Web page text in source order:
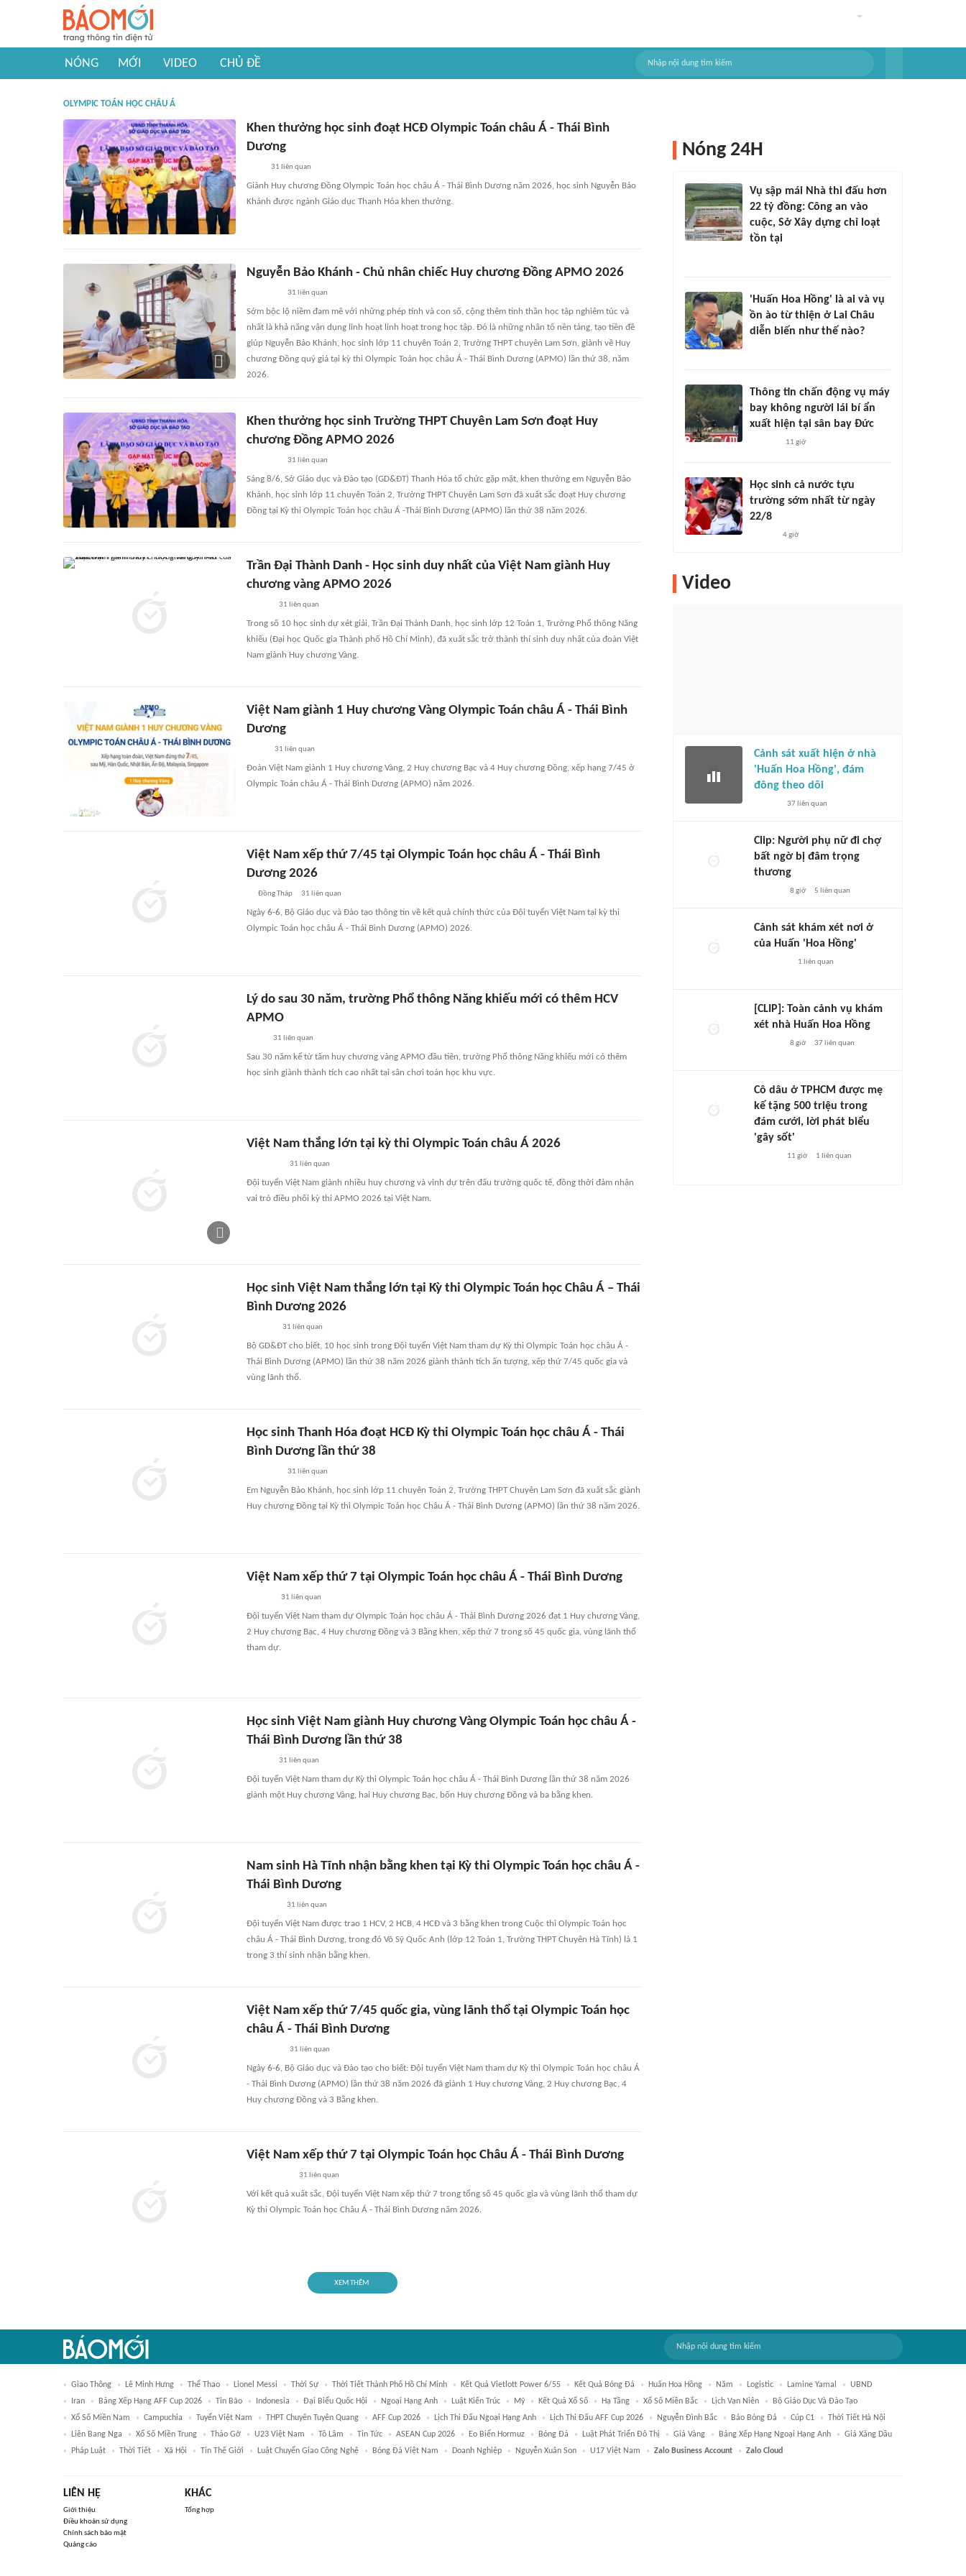
NÓNG MỚI VIDEO CHỦ ĐỀ
OLYMPIC TOÁN HỌC CHÂU Á
Khen thưởng học sinh đoạt HCĐ Olympic Toán châu Á - Thái Bình
Dương
31 liên quan
Giành Huy chương Đồng Olympic Toán học châu Á - Thái Bình Dương năm 2026, học sinh Nguyễn Bảo
Khánh được ngành Giáo dục Thanh Hóa khen thưởng.
Nguyễn Bảo Khánh - Chủ nhân chiếc Huy chương Đồng APMO 2026
31 liên quan
Sớm bộc lộ niềm đam mê với những phép tính và con số, cộng thêm tinh thần học tập nghiêm túc và
nhất là khả năng vận dụng linh hoạt linh hoạt trong học tập. Đó là những nhân tố nền tảng, tạo tiền đề
giúp Nguyễn Bảo Khánh, học sinh lớp 11 chuyên Toán 2, Trường THPT chuyên Lam Sơn, giành về Huy
chương Đồng quý giá tại kỳ thi Olympic Toán học châu Á - Thái Bình Dương (APMO) lần thứ 38, năm
2026.
Khen thưởng học sinh Trường THPT Chuyên Lam Sơn đoạt Huy
chương Đồng APMO 2026
31 liên quan
Sáng 8/6, Sở Giáo dục và Đào tạo (GD&ĐT) Thanh Hóa tổ chức gặp mặt, khen thưởng em Nguyễn Bảo
Khánh, học sinh lớp 11 chuyên Toán 2, Trường THPT Chuyên Lam Sơn đã xuất sắc đoạt Huy chương
Đồng tại Kỳ thi Olympic Toán học châu Á -Thái Bình Dương (APMO) lần thứ 38 năm 2026.
Trần Đại Thành Danh - Học sinh duy nhất của Việt Nam giành Huy
chương vàng APMO 2026
31 liên quan
Trong số 10 học sinh dự xét giải, Trần Đại Thành Danh, học sinh lớp 12 Toán 1, Trường Phổ thông Năng
khiếu (Đại học Quốc gia Thành phố Hồ Chí Minh), đã xuất sắc trở thành thí sinh duy nhất của đoàn Việt
Nam giành Huy chương Vàng.
Việt Nam giành 1 Huy chương Vàng Olympic Toán châu Á - Thái Bình
Dương
31 liên quan
Đoàn Việt Nam giành 1 Huy chương Vàng, 2 Huy chương Bạc và 4 Huy chương Đồng, xếp hạng 7/45 ở
Olympic Toán châu Á - Thái Bình Dương (APMO) năm 2026.
Việt Nam xếp thứ 7/45 tại Olympic Toán học châu Á - Thái Bình
Dương 2026
Đồng Tháp 31 liên quan
Ngày 6-6, Bộ Giáo dục và Đào tạo thông tin về kết quả chính thức của Đội tuyển Việt Nam tại kỳ thi
Olympic Toán học châu Á - Thái Bình Dương (APMO) 2026.
Lý do sau 30 năm, trường Phổ thông Năng khiếu mới có thêm HCV
APMO
31 liên quan
Sau 30 năm kể từ tấm huy chương vàng APMO đầu tiên, trường Phổ thông Năng khiếu mới có thêm
học sinh giành thành tích cao nhất tại sân chơi toán học khu vực.
Việt Nam thắng lớn tại kỳ thi Olympic Toán châu Á 2026
31 liên quan
Đội tuyển Việt Nam giành nhiều huy chương và vinh dự trên đấu trường quốc tế, đồng thời đảm nhận
vai trò điều phối kỳ thi APMO 2026 tại Việt Nam.
Học sinh Việt Nam thắng lớn tại Kỳ thi Olympic Toán học Châu Á – Thái
Bình Dương 2026
31 liên quan
Bộ GD&ĐT cho biết, 10 học sinh trong Đội tuyển Việt Nam tham dự Kỳ thi Olympic Toán học châu Á -
Thái Bình Dương (APMO) lần thứ 38 năm 2026 giành thành tích ấn tượng, xếp thứ 7/45 quốc gia và
vùng lãnh thổ.
Học sinh Thanh Hóa đoạt HCĐ Kỳ thi Olympic Toán học châu Á - Thái
Bình Dương lần thứ 38
31 liên quan
Em Nguyễn Bảo Khánh, học sinh lớp 11 chuyên Toán 2, Trường THPT Chuyên Lam Sơn đã xuất sắc giành
Huy chương Đồng tại Kỳ thi Olympic Toán học Châu Á - Thái Bình Dương (APMO) lần thứ 38 năm 2026.
Việt Nam xếp thứ 7 tại Olympic Toán học châu Á - Thái Bình Dương
31 liên quan
Đội tuyển Việt Nam tham dự Olympic Toán học châu Á - Thái Bình Dương 2026 đạt 1 Huy chương Vàng,
2 Huy chương Bạc, 4 Huy chương Đồng và 3 Bằng khen, xếp thứ 7 trong số 45 quốc gia, vùng lãnh thổ
tham dự.
Học sinh Việt Nam giành Huy chương Vàng Olympic Toán học châu Á -
Thái Bình Dương lần thứ 38
31 liên quan
Đội tuyển Việt Nam tham dự Kỳ thi Olympic Toán học châu Á - Thái Bình Dương lần thứ 38 năm 2026
giành một Huy chương Vàng, hai Huy chương Bạc, bốn Huy chương Đồng và ba bằng khen.
Nam sinh Hà Tĩnh nhận bằng khen tại Kỳ thi Olympic Toán học châu Á -
Thái Bình Dương
31 liên quan
Đội tuyển Việt Nam được trao 1 HCV, 2 HCB, 4 HCĐ và 3 bằng khen trong Cuộc thi Olympic Toán học
châu Á - Thái Bình Dương, trong đó Võ Sỹ Quốc Anh (lớp 12 Toán 1, Trường THPT Chuyên Hà Tĩnh) là 1
trong 3 thí sinh nhận bằng khen.
Việt Nam xếp thứ 7/45 quốc gia, vùng lãnh thổ tại Olympic Toán học
châu Á - Thái Bình Dương
31 liên quan
Ngày 6-6, Bộ Giáo dục và Đào tạo cho biết: Đội tuyển Việt Nam tham dự Kỳ thi Olympic Toán học châu Á
- Thái Bình Dương (APMO) lần thứ 38 năm 2026 đã giành 1 Huy chương Vàng, 2 Huy chương Bạc, 4
Huy chương Đồng và 3 Bằng khen.
Việt Nam xếp thứ 7 tại Olympic Toán học Châu Á - Thái Bình Dương
31 liên quan
Với kết quả xuất sắc, Đội tuyển Việt Nam xếp thứ 7 trong tổng số 45 quốc gia và vùng lãnh thổ tham dự
Kỳ thi Olympic Toán học Châu Á - Thái Bình Dương năm 2026.
XEM THÊM
Nóng 24H
Vụ sập mái Nhà thi đấu hơn
22 tỷ đồng: Công an vào
cuộc, Sở Xây dựng chỉ loạt
tồn tại
'Huấn Hoa Hồng' là ai và vụ
ồn ào từ thiện ở Lai Châu
diễn biến như thế nào?
Thông tin chấn động vụ máy
bay không người lái bí ẩn
xuất hiện tại sân bay Đức
11 giờ
Học sinh cả nước tựu
trường sớm nhất từ ngày
22/8
4 giờ
Video
Cảnh sát xuất hiện ở nhà
'Huấn Hoa Hồng', đám
đông theo dõi
37liên quan
Clip: Người phụ nữ đi chợ
bất ngờ bị đâm trọng
thương
8 giờ 5 liên quan
Cảnh sát khám xét nơi ở
của Huấn 'Hoa Hồng'
1 liên quan
[CLIP]: Toàn cảnh vụ khám
xét nhà Huấn Hoa Hồng
8 giờ 37liên quan
Cô dâu ở TPHCM được mẹ
kế tặng 500 triệu trong
đám cưới, lời phát biểu
'gây sốt'
11 giờ 1 liên quan
Giao Thông Lê Minh Hưng Thể Thao Lionel Messi Thời Sự Thời Tiết Thành Phố Hồ Chí Minh Kết Quả Vietlott Power 6/55 Kết Quả Bóng Đá Huấn Hoa Hồng Năm Logistic Lamine Yamal
UBND
Iran
Bảng Xếp Hạng AFF Cup 2026 Tin Bão Indonesia Đại Biểu Quốc Hội Ngoại Hạng Anh Luật Kiến Trúc Mỹ Kết Quả Xổ Số Hạ Tầng Xổ Số Miền Bắc Lịch Vạn Niên
Bộ Giáo Dục Và Đào Tạo
Xổ Số Miền Nam
Campuchia Tuyển Việt Nam THPT Chuyên Tuyên Quang AFF Cup 2026 Lịch Thi Đấu Ngoại Hạng Anh Lịch Thi Đấu AFF Cup 2026 Nguyễn Đình Bắc Báo Bóng Đá Cúp C1
Thời Tiết Hà Nội
Liên Bang Nga
Xổ Số Miền Trung Tháo Gỡ U23 Việt Nam Tô Lâm Tin Tức ASEAN Cup 2026 Eo Biển Hormuz Bóng Đá Luật Phát Triển Đô Thị Giá Vàng Bảng Xếp Hạng Ngoại Hạng Anh
Giá Xăng Dầu
Pháp Luật
Thời Tiết Xã Hội Tin Thế Giới Luật Chuyển Giao Công Nghệ Bóng Đá Việt Nam Doanh Nghiệp Nguyễn Xuân Son U17 Việt Nam Zalo Business Account Zalo Cloud
LIÊN HỆ
Giới thiệu
Điều khoản sử dụng
Chính sách bảo mật
Quảng cáo
KHÁC
Tổng hợp